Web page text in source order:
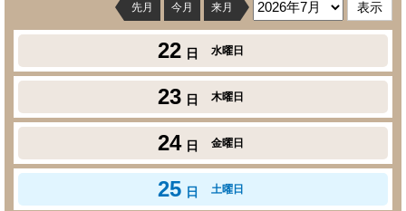
先月 今月 来月
22 日 水曜日
23 日 木曜日
24 日 金曜日
25 日 土曜日